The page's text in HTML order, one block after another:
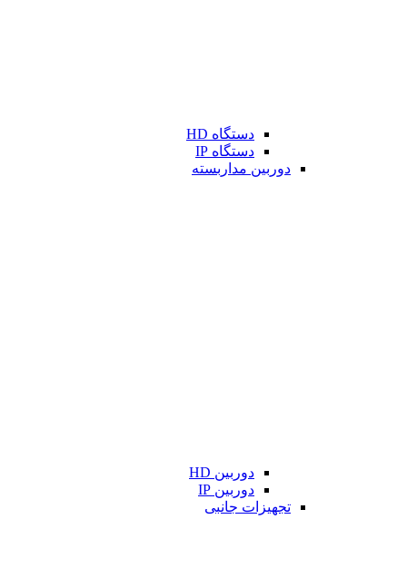
دستگاه HD
دستگاه IP
دوربین مداربسته
دوربین HD
دوربین IP
تجهیزات جانبی